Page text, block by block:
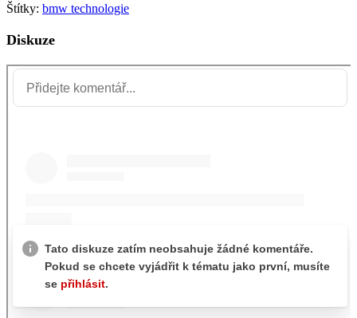
Štítky: bmw technologie
Diskuze